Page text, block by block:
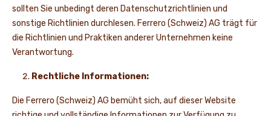
sollten Sie unbedingt deren Datenschutzrichtlinien und
sonstige Richtlinien durchlesen. Ferrero (Schweiz) AG trägt für
die Richtlinien und Praktiken anderer Unternehmen keine
Verantwortung.
Rechtliche Informationen:
Die Ferrero (Schweiz) AG bemüht sich, auf dieser Website